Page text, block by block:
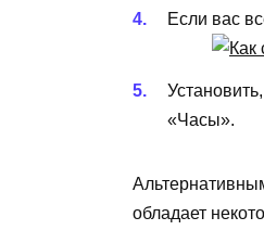
Если вас
«Часы».
обладает